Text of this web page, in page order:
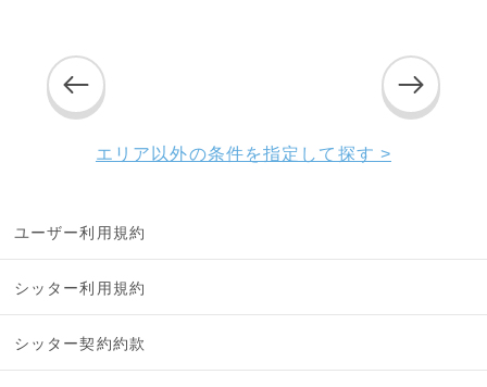
エリア以外の条件を指定して探す >
ユーザー利用規約
シッター利用規約
シッター契約約款